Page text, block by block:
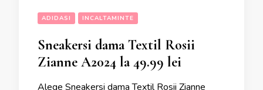
ADIDASI INCALTAMINTE
Sneakersi dama Textil Rosii
Zianne A2024 la 49.99 lei
Alege Sneakersi dama Textil Rosii Zianne